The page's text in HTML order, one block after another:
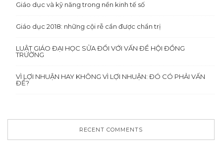
Giáo dục và kỹ năng trong nền kinh tế số
Giáo dục 2018: những cội rễ cần được chẩn trị
LUẬT GIÁO ĐẠI HỌC SỬA ĐỔI VỚI VẤN ĐỀ HỘI ĐỒNG
TRƯỜNG
VÌ LỢI NHUẬN HAY KHÔNG VÌ LỢI NHUẬN: ĐÓ CÓ PHẢI VẤN
ĐỀ?
RECENT COMMENTS